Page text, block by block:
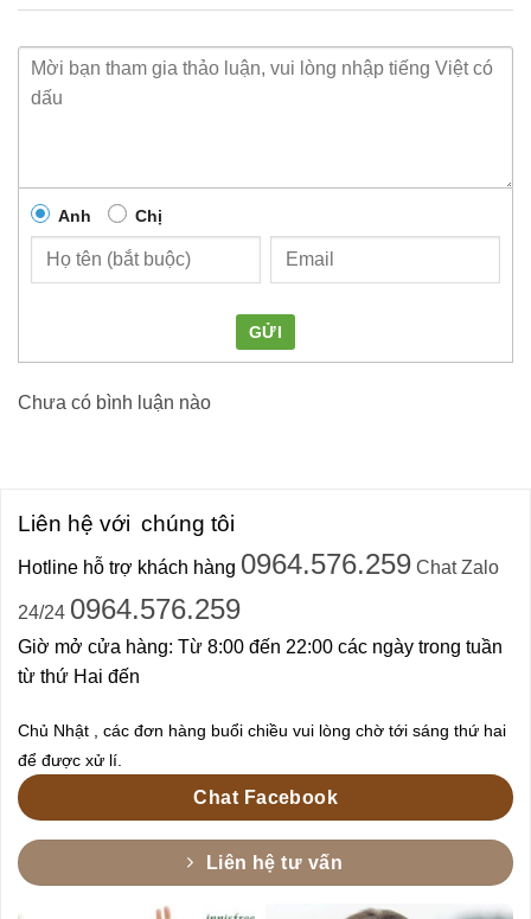
Anh Chị
GỬI
Chưa có bình luận nào
Liên hệ với chúng tôi
Hotline hỗ trợ khách hàng 0964.576.259Chat Zalo
24/24 0964.576.259
Giờ mở cửa hàng: Từ 8:00 đến 22:00 các ngày trong tuần
từ thứ Hai đến
Chủ Nhật , các đơn hàng buổi chiều vui lòng chờ tới sáng thứ hai
để được xử lí.
Chat Facebook
Liên hệ tư vấn